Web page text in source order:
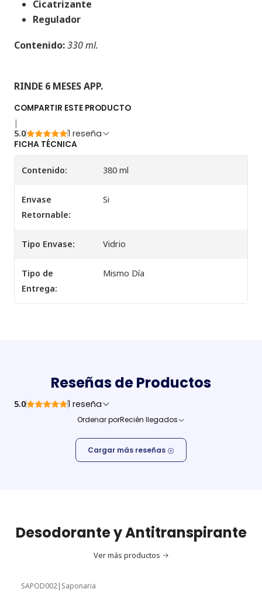
Cicatrizante
Regulador
Contenido:330 ml.
RINDE 6 MESES APP.
COMPARTIR ESTE PRODUCTO
|
5.0
1 reseña
FICHA TÉCNICA
Contenido: 380 ml
Envase
Retornable:
Si
Tipo Envase: Vidrio
Tipo de
Entrega:
Mismo Día
Reseñas de Productos
5.0 1 reseña
Ordenar porRecién llegados
Cargar más reseñas
Desodorante y Antitranspirante
Ver más productos
SAPOD002| Saponaria